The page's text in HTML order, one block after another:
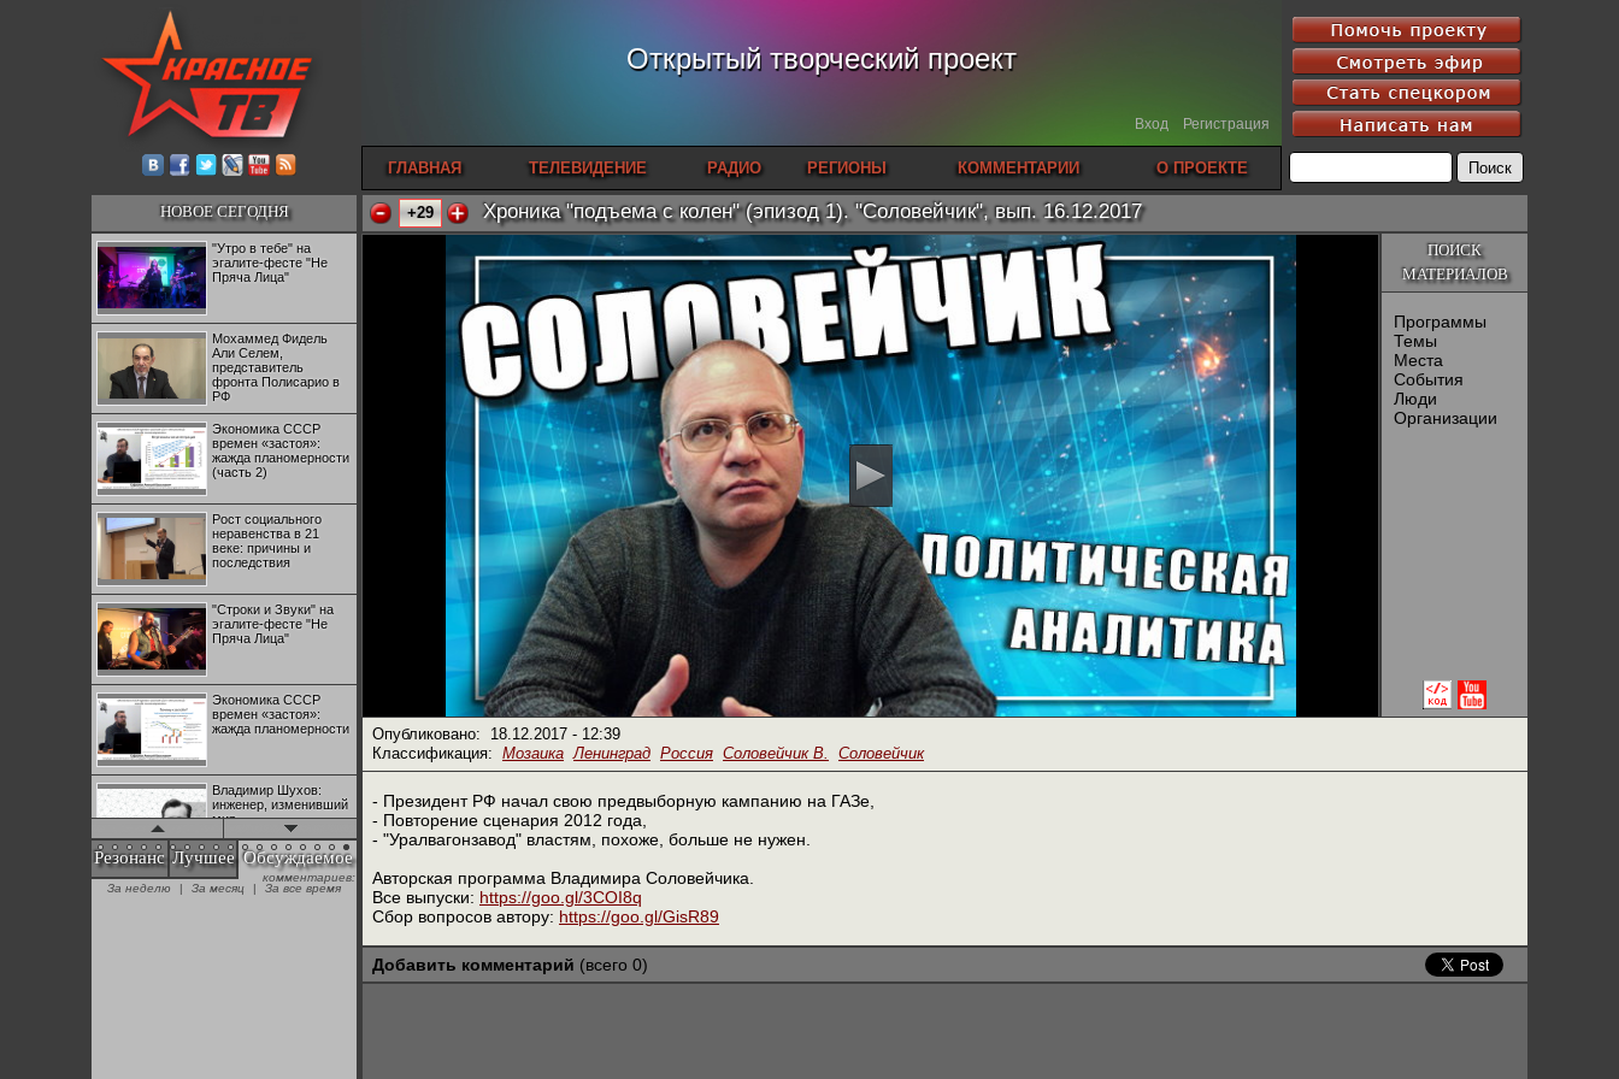
Открытый творческий проект
Вход Регистрация
ГЛАВНАЯ ТЕЛЕВИДЕНИЕ РАДИО РЕГИОНЫ КОММЕНТАРИИ О ПРОЕКТЕ
НОВОЕ СЕГОДНЯ
"Утро в тебе" на
эгалите-фесте "Не
Пряча Лица"
Мохаммед Фидель
Али Селем,
представитель
фронта Полисарио в
РФ
Экономика СССР
времен «застоя»:
жажда планомерности
(часть 2)
Рост социального
неравенства в 21
веке: причины и
последствия
"Строки и Звуки" на
эгалите-фесте "Не
Пряча Лица"
Экономика СССР
времен «застоя»:
жажда планомерности
Владимир Шухов:
инженер, изменивший
мир
"Аркадий Коц" на
эгалите-фесте "Не
Резонанс Лучшее Обсуждаемое
комментариев:
За неделю
| За месяц | За все время
+29 Хроника "подъема с колен" (эпизод 1). "Соловейчик", вып. 16.12.2017
ПОИСК
МАТЕРИАЛОВ
Программы
Темы
Места
События
Люди
Организации
Опубликовано: 18.12.2017 - 12:39
Классификация: Мозаика Ленинград Россия Соловейчик В. Соловейчик
- Президент РФ начал свою предвыборную кампанию на ГАЗе,
- Повторение сценария 2012 года,
- "Уралвагонзавод" властям, похоже, больше не нужен.
Авторская программа Владимира Соловейчика.
Все выпуски: https://goo.gl/3COI8q
Сбор вопросов автору: https://goo.gl/GisR89
Добавить комментарий (всего 0)